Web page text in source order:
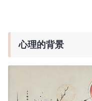
心理的背景